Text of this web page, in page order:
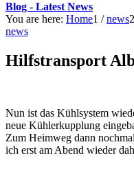
Blog - Latest News
You are here: Home1 / news2
news
Hilfstransport
Nun ist das Kühlsystem
neue Kühlerkupplung
Zum Heimweg dann
ich erst am Abend wieder